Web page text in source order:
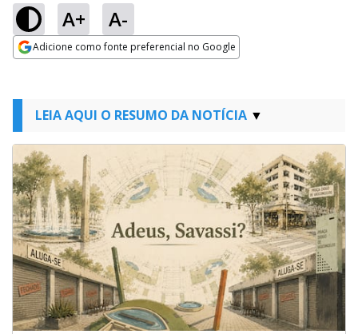
A+ A-
Adicione como fonte preferencial no Google
LEIA AQUI O RESUMO DA NOTÍCIA